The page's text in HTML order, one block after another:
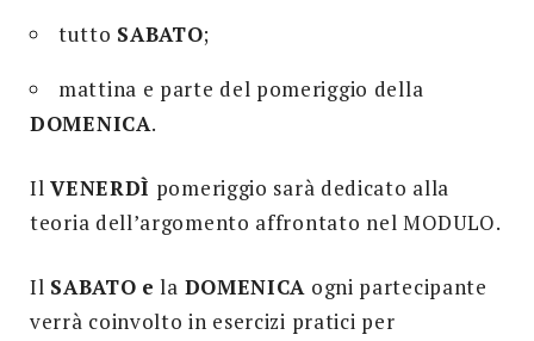
tutto SABATO;
mattina e parte del pomeriggio della
DOMENICA.
IlVENERDÌ pomeriggio sarà dedicato alla
teoria dell’argomento affrontato nel MODULO.
Il SABATO e la DOMENICA ogni partecipante
verrà coinvolto in esercizi pratici per